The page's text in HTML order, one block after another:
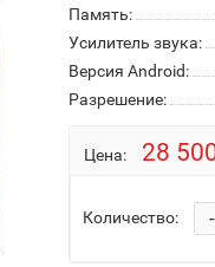
Память:
Усилитель звука:
Версия Android:
Разрешение:
Цена: 28
Количество: -